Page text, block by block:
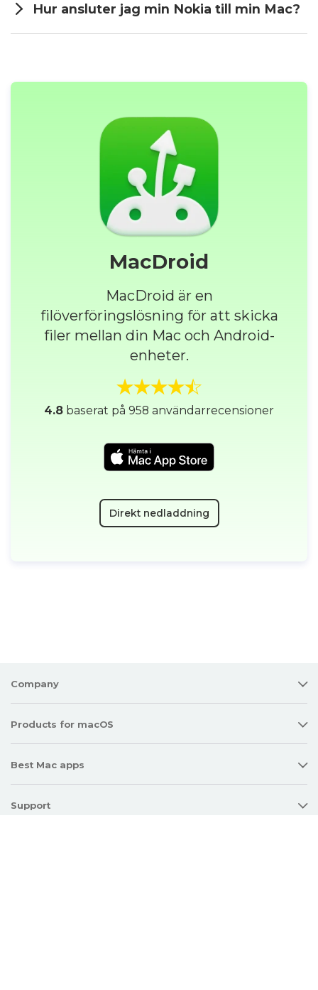
Hur ansluter jag min Nokia till min Mac?
MacDroid
MacDroid är en
filöverföringslösning för att skicka
filer mellan din Mac och Android-
enheter.
4.8 baserat på 958 användarrecensioner
Direkt nedladdning
Company
Products for macOS
Best Mac apps
Support